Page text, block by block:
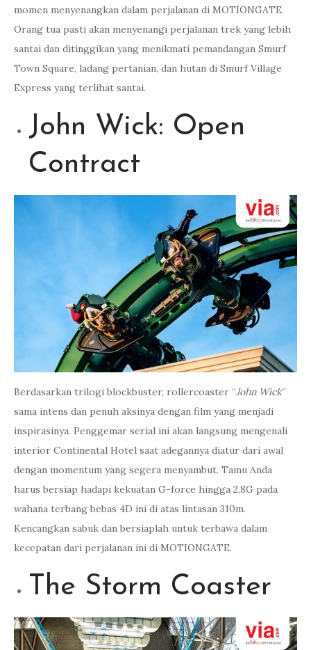
momen menyenangkan dalam perjalanan di MOTIONGATE.
Orang tua pasti akan menyenangi perjalanan trek yang lebih
santai dan ditinggikan yang menikmati pemandangan Smurf
Town Square, ladang pertanian, dan hutan di Smurf Village
Express yang terlihat santai.
John Wick: Open
Contract
Berdasarkan trilogi blockbuster, rollercoaster “John Wick”
sama intens dan penuh aksinya dengan film yang menjadi
inspirasinya. Penggemar serial ini akan langsung mengenali
interior Continental Hotel saat adegannya diatur dari awal
dengan momentum yang segera menyambut. Tamu Anda
harus bersiap hadapi kekuatan G-force hingga 2,8G pada
wahana terbang bebas 4D ini di atas lintasan 310m.
Kencangkan sabuk dan bersiaplah untuk terbawa dalam
kecepatan dari perjalanan ini di MOTIONGATE.
The Storm Coaster